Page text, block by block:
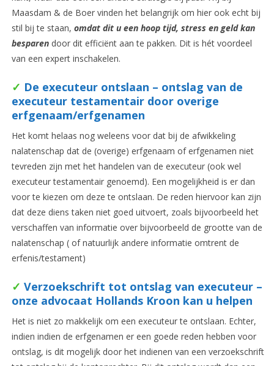
Maasdam & de Boer vinden het belangrijk om hier ook echt bij
stil bij te staan, omdat dit u een hoop tijd, stress en geld kan
besparen door dit efficiënt aan te pakken. Dit is hét voordeel
van een expert inschakelen.
✓ De executeur ontslaan – ontslag van de
executeur testamentair door overige
erfgenaam/erfgenamen
Het komt helaas nog weleens voor dat bij de afwikkeling
nalatenschap dat de (overige) erfgenaam of erfgenamen niet
tevreden zijn met het handelen van de executeur (ook wel
executeur testamentair genoemd). Een mogelijkheid is er dan
voor te kiezen om deze te ontslaan. De reden hiervoor kan zijn
dat deze diens taken niet goed uitvoert, zoals bijvoorbeeld het
verschaffen van informatie over bijvoorbeeld de grootte van de
nalatenschap ( of natuurlijk andere informatie omtrent de
erfenis/testament)
✓ Verzoekschrift tot ontslag van executeur –
onze advocaat Hollands Kroon kan u helpen
Het is niet zo makkelijk om een executeur te ontslaan. Echter,
indien indien de erfgenamen er een goede reden hebben voor
ontslag, is dit mogelijk door het indienen van een verzoekschrift